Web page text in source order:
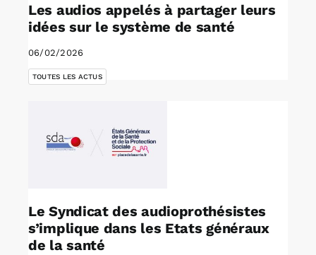
Les audios appelés à partager leurs
idées sur le système de santé
06/02/2026
TOUTES LES ACTUS
Le Syndicat des audioprothésistes
s’implique dans les Etats généraux
de la santé